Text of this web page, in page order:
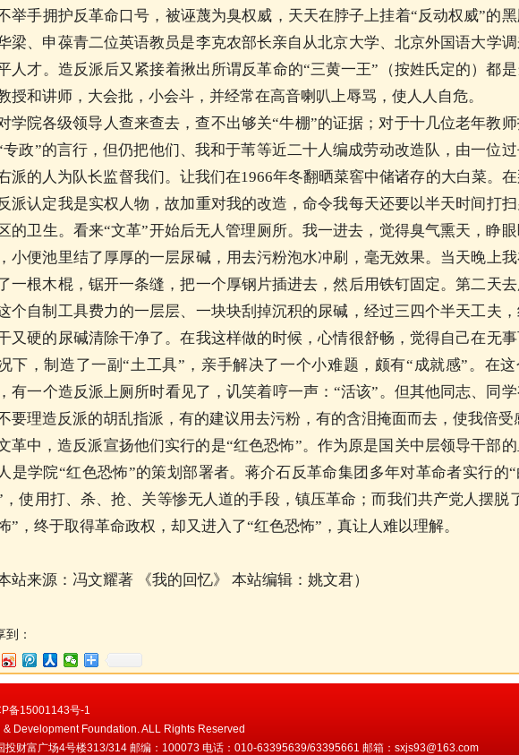
举手拥护反革命口号，被诬蔑为臭权威，天天在脖子上挂着“反动权威”的黑
梁、申葆青二位英语教员是李克农部长亲自从北京大学、北京外国语大学
人才。造反派后又紧接着揪出所谓反革命的“三黄一王”（按姓氏定的）都
授和讲师，大会批，小会斗，并经常在高音喇叭上辱骂，使人人自危。
学院各级领导人查来查去，查不出够关“牛棚”的证据；对于十几位老年教师
专政”的言行，但仍把他们、我和于苇等近二十人编成劳动改造队，由一位过
派的人为队长监督我们。让我们在1966年冬翻晒菜窖中储诸存的大白菜。在
派认定我是实权人物，故加重对我的改造，命令我每天还要以半天时间打
的卫生。看来“文革”开始后无人管理厕所。我一进去，觉得臭气熏天，睁眼
小便池里结了厚厚的一层尿碱，用去污粉泡水冲刷，毫无效果。当天晚上我
一根木棍，锯开一条缝，把一个厚钢片插进去，然后用铁钉固定。第二天去
个自制工具费力的一层层、一块块刮掉沉积的尿碱，经过三四个半天工夫
又硬的尿碱清除干净了。在我这样做的时候，心情很舒畅，觉得自己在无
下，制造了一副“土工具”，亲手解决了一个小难题，颇有“成就感”。在这
有一个造反派上厕所时看见了，讥笑着哼一声：“活该”。但其他同志、同
要理造反派的胡乱指派，有的建议用去污粉，有的含泪掩面而去，使我倍受
革中，造反派宣扬他们实行的是“红色恐怖”。作为原是国关中层领导干部
是学院“红色恐怖”的策划部署者。蒋介石反革命集团多年对革命者实行的
，使用打、杀、抢、关等惨无人道的手段，镇压革命；而我们共产党人摆脱
”，终于取得革命政权，却又进入了“红色恐怖”，真让人难以理解。
本站来源：冯文耀著 《我的回忆》 本站编辑：姚文君）
到：
备15001143号-1
Development Foundation. ALL Rights Reserved
投财富广场4号楼313/314 邮编：100073 电话：010-63395639/63395661 邮箱：sxjs93@163.com